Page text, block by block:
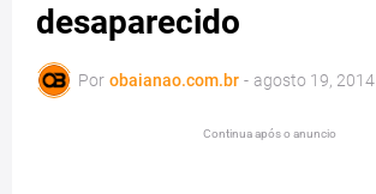
desaparecido
Por obaianao.com.br - agosto 19, 2014
Continua após o anuncio